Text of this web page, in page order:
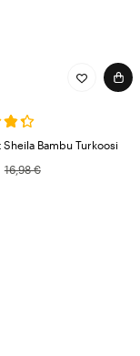
Sheila Bambu Turkoosi
16,98 €